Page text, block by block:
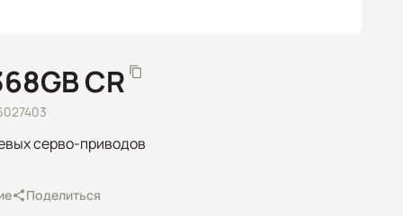
CR
серво-приводов
Поделиться